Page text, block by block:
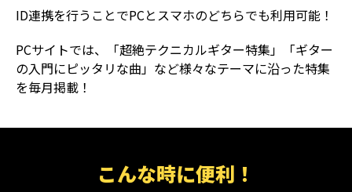
ID連携を行うことでPCとスマホのどちらでも利用可能！
PCサイトでは、「超絶テクニカルギター特集」「ギター
の入門にピッタリな曲」など様々なテーマに沿った特集
を毎月掲載！
こんな時に便利！